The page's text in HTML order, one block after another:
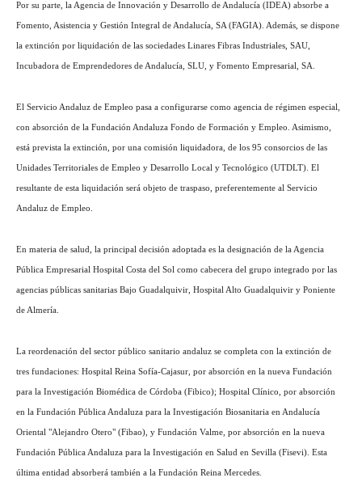
Por su parte, la Agencia de Innovación y Desarrollo de Andalucía (IDEA) absorbe a
Fomento, Asistencia y Gestión Integral de Andalucía, SA (FAGIA). Además, se dispone
la extinción por liquidación de las sociedades Linares Fibras Industriales, SAU,
Incubadora de Emprendedores de Andalucía, SLU, y Fomento Empresarial, SA.
El Servicio Andaluz de Empleo pasa a configurarse como agencia de régimen especial,
con absorción de la Fundación Andaluza Fondo de Formación y Empleo. Asimismo,
está prevista la extinción, por una comisión liquidadora, de los 95 consorcios de las
Unidades Territoriales de Empleo y Desarrollo Local y Tecnológico (UTDLT). El
resultante de esta liquidación será objeto de traspaso, preferentemente al Servicio
Andaluz de Empleo.
En materia de salud, la principal decisión adoptada es la designación de la Agencia
Pública Empresarial Hospital Costa del Sol como cabecera del grupo integrado por las
agencias públicas sanitarias Bajo Guadalquivir, Hospital Alto Guadalquivir y Poniente
de Almería.
La reordenación del sector público sanitario andaluz se completa con la extinción de
tres fundaciones: Hospital Reina Sofía-Cajasur, por absorción en la nueva Fundación
para la Investigación Biomédica de Córdoba (Fibico); Hospital Clínico, por absorción
en la Fundación Pública Andaluza para la Investigación Biosanitaria en Andalucía
Oriental "Alejandro Otero" (Fibao), y Fundación Valme, por absorción en la nueva
Fundación Pública Andaluza para la Investigación en Salud en Sevilla (Fisevi). Esta
última entidad absorberá también a la Fundación Reina Mercedes.